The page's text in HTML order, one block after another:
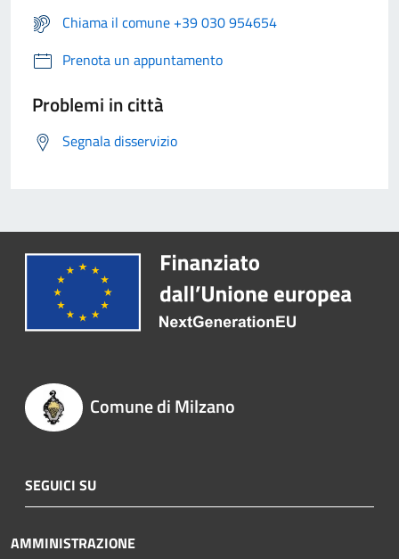
Chiama il comune +39 030 954654
Prenota un appuntamento
Problemi in città
Segnala disservizio
Comune di Milzano
SEGUICI SU
AMMINISTRAZIONE